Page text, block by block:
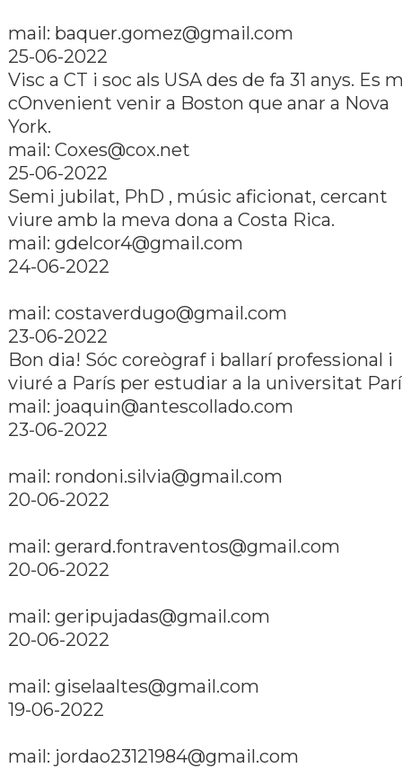
mail: baquer.gomez@gmail.com
25-06-2022
Visc a CT i soc als USA des de fa 31 anys. Es
cOnvenient venir a Boston que anar a Nova
York.
mail: Coxes@cox.net
25-06-2022
Semi jubilat, PhD , músic aficionat, cercant
viure amb la meva dona a Costa Rica.
mail: gdelcor4@gmail.com
24-06-2022
mail: costaverdugo@gmail.com
23-06-2022
Bon dia! Sóc coreògraf i ballarí­ professional i
viuré a Parí­s per estudiar a la universitat
mail: joaquin@antescollado.com
23-06-2022
mail: rondoni.silvia@gmail.com
20-06-2022
mail: gerard.fontraventos@gmail.com
20-06-2022
mail: geripujadas@gmail.com
20-06-2022
mail: giselaaltes@gmail.com
19-06-2022
mail: jordao23121984@gmail.com